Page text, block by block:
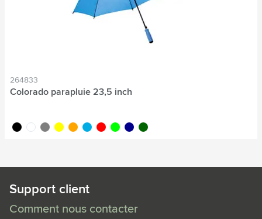
264833
Colorado parapluie 23,5 inch
noir blancgris jauneorangebleu clair
rougelime bleu foncé
vert foncé
Support client
Comment nous contacter